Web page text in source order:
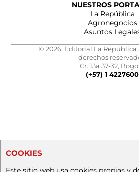
NUESTROS
La República
Agronegocios
Asuntos
© 2026, Editorial La República
derechos
Cr. 13a 37-32,
(+57) 1 4227600
COOKIES